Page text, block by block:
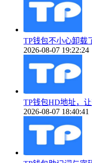
TP钱包不小心卸载
2026-08-07 19:22:24
TP钱包HD地址，
2026-08-07 18:40:41